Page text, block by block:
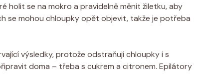
holit se na mokro a pravidelně měnit žiletku, aby
se mohou chloupky opět objevit, takže je potřeba
výsledky, protože odstraňují chloupky i s
doma – třeba s cukrem a citronem. Epilátory